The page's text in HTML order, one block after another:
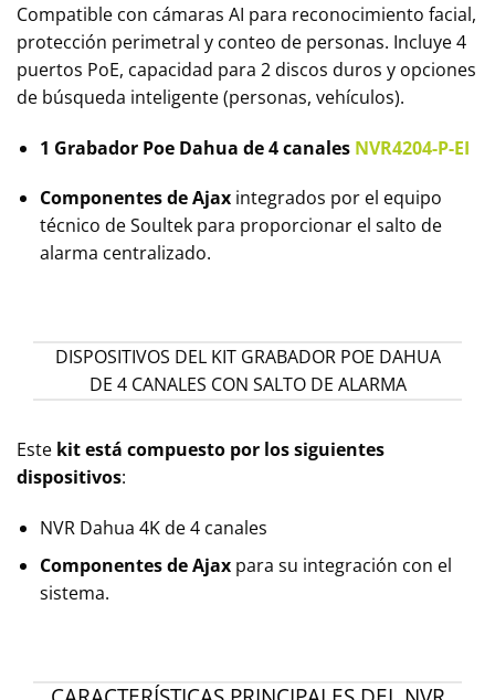
Compatible con cámaras AI para reconocimiento facial,
protección perimetral y conteo de personas. Incluye 4
puertos PoE, capacidad para 2 discos duros y opciones
de búsqueda inteligente (personas, vehículos).
1 Grabador Poe Dahua de 4 canales NVR4204-P-EI
Componentes de Ajaxintegrados por el equipo
técnico de Soultek para proporcionar el salto de
alarma centralizado.
DISPOSITIVOS DEL KIT GRABADOR POE DAHUA
DE 4 CANALES CON SALTO DE ALARMA
Este kit está compuesto por los siguientes
dispositivos:
NVR Dahua 4K de 4 canales
Componentes de Ajaxpara su integración con el
sistema.